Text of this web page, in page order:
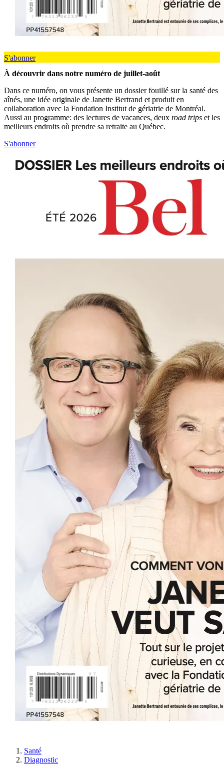
S'abonner
À découvrir dans notre numéro de juillet-août
Dans ce numéro, on vous présente un dossier fouillé sur la santé des
aînés, une idée originale de Janette Bertrand et produit en
collaboration avec la Fondation Institut de gériatrie de Montréal.
Aussi au programme: des lectures de vacances, deux road trips et les
meilleurs endroits où prendre sa retraite au Québec.
S'abonner
Santé
Diagnostic